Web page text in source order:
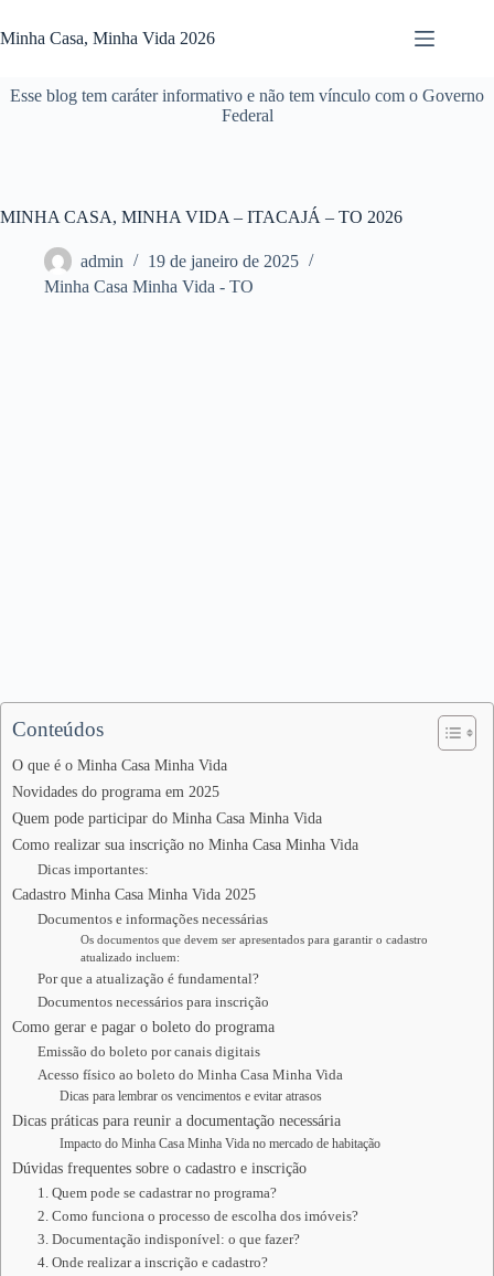
para
o
Minha Casa, Minha Vida 2026
Esse blog tem caráter informativo e não tem vínculo com o Governo
Federal
MINHA CASA, MINHA VIDA – ITACAJÁ – TO 2026
admin
19 de janeiro de 2025
Minha Casa Minha Vida - TO
Conteúdos
O que é o Minha Casa Minha Vida
Novidades do programa em 2025
Quem pode participar do Minha Casa Minha Vida
Como realizar sua inscrição no Minha Casa Minha Vida
Dicas importantes:
Cadastro Minha Casa Minha Vida 2025
Documentos e informações necessárias
Os documentos que devem ser apresentados para garantir o cadastro
atualizado incluem:
Por que a atualização é fundamental?
Documentos necessários para inscrição
Como gerar e pagar o boleto do programa
Emissão do boleto por canais digitais
Acesso físico ao boleto do Minha Casa Minha Vida
Dicas para lembrar os vencimentos e evitar atrasos
Dicas práticas para reunir a documentação necessária
Impacto do Minha Casa Minha Vida no mercado de habitação
Dúvidas frequentes sobre o cadastro e inscrição
1. Quem pode se cadastrar no programa?
2. Como funciona o processo de escolha dos imóveis?
3. Documentação indisponível: o que fazer?
4. Onde realizar a inscrição e cadastro?